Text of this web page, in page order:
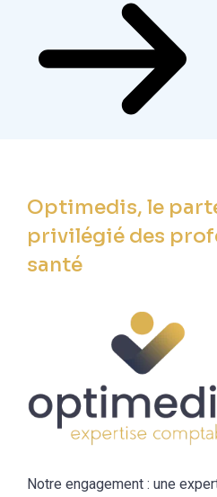
Optimedis, le
privilégié des
santé
Notre engagement : une